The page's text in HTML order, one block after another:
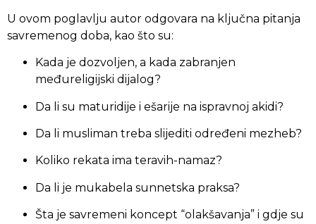
U ovom poglavlju autor odgovara na ključna pitanja
savremenog doba, kao što su:
Kada je dozvoljen, a kada zabranjen
međureligijski dijalog?
Da li su maturidije i ešarije na ispravnoj akidi?
Da li musliman treba slijediti određeni mezheb?
Koliko rekata ima teravih-namaz?
Da li je mukabela sunnetska praksa?
Šta je savremeni koncept “olakšavanja” i gdje su